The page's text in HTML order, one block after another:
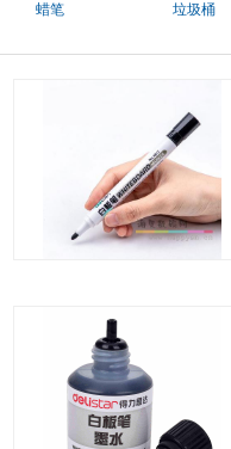
蜡笔 垃圾桶